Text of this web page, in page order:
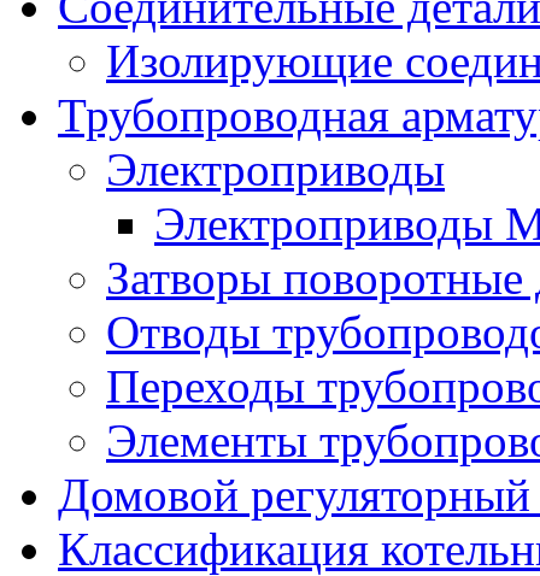
Изолирующие
Трубопроводная
Электроприводы
Электроприводы
Затворы поворотные
Отводы
Переходы
Элементы
Домовой
Классификация